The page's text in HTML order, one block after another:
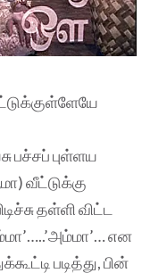
பச்சப் புள்ளய
வீட்டுக்கு
தள்ளி விட்ட
என
படித்து, பின்